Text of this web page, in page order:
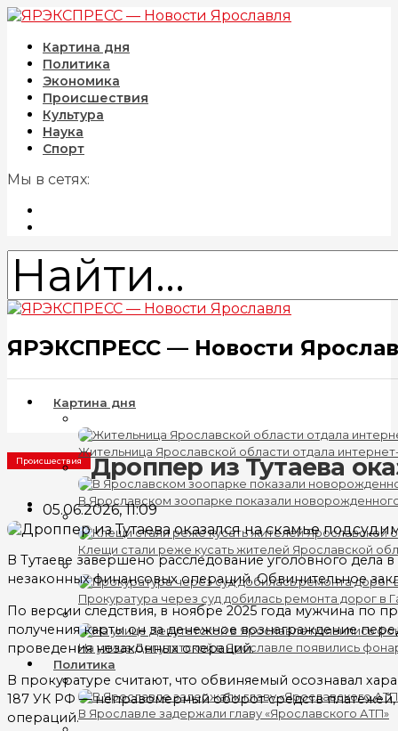
Картина дня
Политика
Экономика
Происшествия
Культура
Наука
Спорт
Мы в сетях:
ЯРЭКСПРЕСС — Новости
Картина дня
Жительница Ярославской области отдала
В Ярославском зоопарке показали
Клещи стали реже кусать жителей Ярославской
Прокуратура через суд добилась ремонта дорог в
На улице Депутатской в Ярославле появились
Политика
В Ярославле задержали главу «Ярославского АТП»
Происшествия Дроппер из Тутаева
05.06.2026, 11:09
В Тутаеве завершено расследование уголовного дела
незаконных финансовых операций. Обвинительное
По версии следствия, в ноябре 2025 года мужчина по
получения карты он за денежное вознаграждение
проведения незаконных операций.
В прокуратуре считают, что обвиняемый осознавал
187 УК РФ — неправомерный оборот средств платежей,
операций.